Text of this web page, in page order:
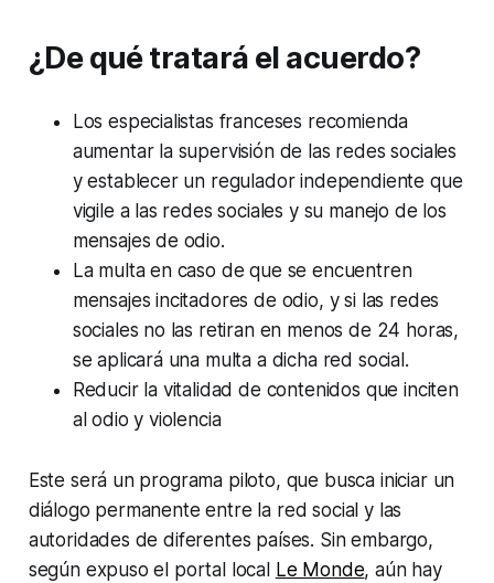
¿De qué tratará el acuerdo?
Los especialistas franceses recomienda
aumentar la supervisión de las redes sociales
y establecer un regulador independiente que
vigile a las redes sociales y su manejo de los
mensajes de odio.
La multa en caso de que se encuentren
mensajes incitadores de odio, y si las redes
sociales no las retiran en menos de 24 horas,
se aplicará una multa a dicha red social.
Reducir la vitalidad de contenidos que inciten
al odio y violencia
Este será un programa piloto, que busca iniciar un
diálogo permanente entre la red social y las
autoridades de diferentes países. Sin embargo,
según expuso el portal local Le Monde, aún hay